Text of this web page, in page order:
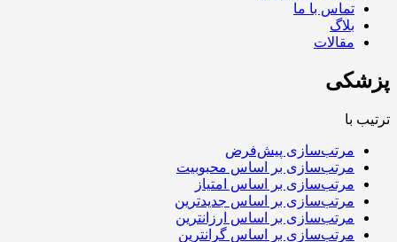
تماس با ما
بلاگ
مقالات
پزشکی
ترتیب با
مرتب‌سازی پیش‌فرض
مرتب‌سازی بر اساس محبوبیت
مرتب‌سازی بر اساس امتیاز
مرتب‌سازی بر اساس جدیدترین
مرتب‌سازی بر اساس ارزانترین
مرتب‌سازی بر اساس گرانترین